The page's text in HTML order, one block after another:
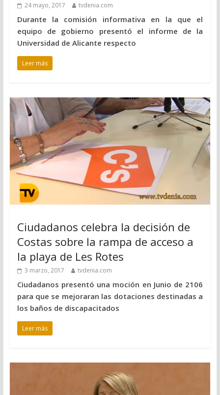
24 mayo, 2017 tvdenia.com
Durante la comisión informativa en la que el
equipo de gobierno presentó el informe de la
Universidad de Alicante respecto
Leer más
Ciudadanos celebra la decisión de
Costas sobre la rampa de acceso a
la playa de Les Rotes
3 marzo, 2017 tvdenia.com
Ciudadanos presentó una moción en Junio de 2106
para que se mejoraran las dotaciones destinadas a
los baños de discapacitados
Leer más